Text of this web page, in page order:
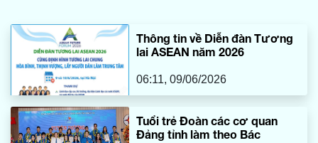
tư tưởng của Đảng từ cơ sở.
Thông tin về Diễn đàn Tương
lai ASEAN năm 2026
06:11, 09/06/2026
Tuổi trẻ Đoàn các cơ quan
Đảng tỉnh làm theo Bác